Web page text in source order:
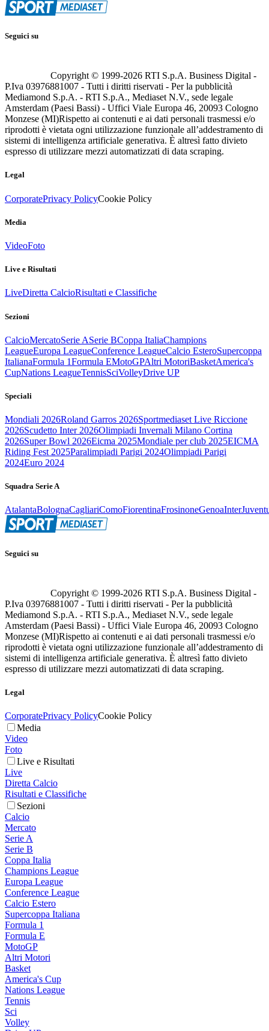
Seguici su
Copyright © 1999-2026 RTI S.p.A. Business Digital -
P.Iva 03976881007 - Tutti i diritti riservati - Per la pubblicità
Mediamond S.p.A. - RTI S.p.A., Mediaset N.V., sede legale
Amsterdam (Paesi Bassi) - Uffici Viale Europa 46, 20093 Cologno
Monzese (MI)Rispetto ai contenuti e ai dati personali trasmessi e/o
riprodotti è vietata ogni utilizzazione funzionale all’addestramento di
sistemi di intelligenza artificiale generativa. È altresì fatto divieto
espresso di utilizzare mezzi automatizzati di data scraping.
Legal
CorporatePrivacy PolicyCookie Policy
Media
VideoFoto
Live e Risultati
LiveDiretta CalcioRisultati e Classifiche
Sezioni
CalcioMercatoSerie ASerie BCoppa ItaliaChampions
LeagueEuropa LeagueConference LeagueCalcio EsteroSupercoppa
ItalianaFormula 1Formula EMotoGPAltri MotoriBasketAmerica's
CupNations LeagueTennisSciVolleyDrive UP
Speciali
Mondiali 2026Roland Garros 2026Sportmediaset Live Riccione
2026Scudetto Inter 2026Olimpiadi Invernali Milano Cortina
2026Super Bowl 2026Eicma 2025Mondiale per club 2025EICMA
Riding Fest 2025Paralimpiadi Parigi 2024Olimpiadi Parigi
2024Euro 2024
Squadra Serie A
AtalantaBolognaCagliariComoFiorentinaFrosinoneGenoaInter
Seguici su
Copyright © 1999-2026 RTI S.p.A. Business Digital -
P.Iva 03976881007 - Tutti i diritti riservati - Per la pubblicità
Mediamond S.p.A. - RTI S.p.A., Mediaset N.V., sede legale
Amsterdam (Paesi Bassi) - Uffici Viale Europa 46, 20093 Cologno
Monzese (MI)Rispetto ai contenuti e ai dati personali trasmessi e/o
riprodotti è vietata ogni utilizzazione funzionale all’addestramento di
sistemi di intelligenza artificiale generativa. È altresì fatto divieto
espresso di utilizzare mezzi automatizzati di data scraping.
Legal
CorporatePrivacy PolicyCookie Policy
Media
Video
Foto
Live e Risultati
Live
Diretta Calcio
Risultati e Classifiche
Sezioni
Calcio
Mercato
Serie A
Serie B
Coppa Italia
Champions League
Europa League
Conference League
Calcio Estero
Supercoppa Italiana
Formula 1
Formula E
MotoGP
Altri Motori
Basket
America's Cup
Nations League
Tennis
Sci
Volley